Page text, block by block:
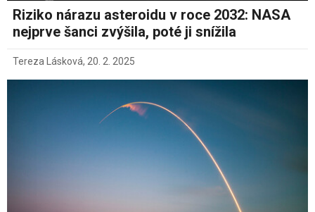
Riziko nárazu asteroidu v roce 2032: NASA
nejprve šanci zvýšila, poté ji snížila
Tereza Lásková, 20. 2. 2025